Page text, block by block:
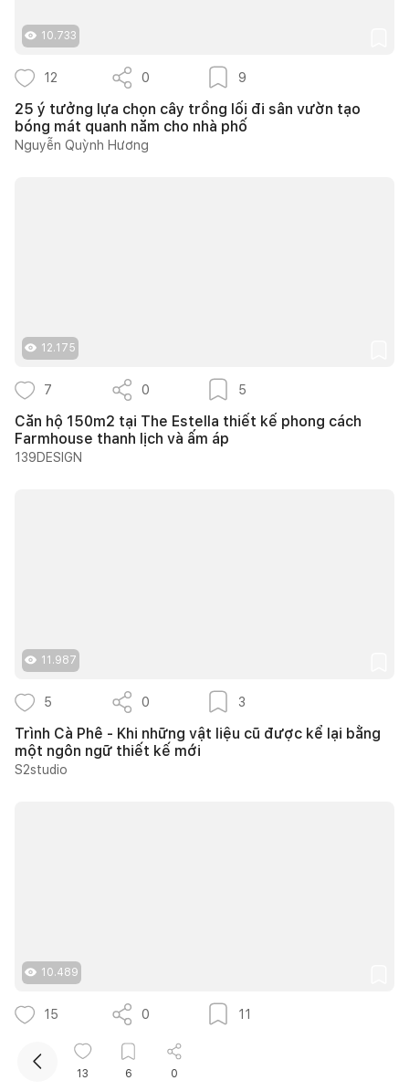
10.733
12 0 9
25 ý tưởng lựa chọn cây trồng lối đi sân vườn tạo
bóng mát quanh năm cho nhà phố
Nguyễn Quỳnh Hương
12.175
7 0 5
Căn hộ 150m2 tại The Estella thiết kế phong cách
Farmhouse thanh lịch và ấm áp
139DESIGN
11.987
5 0 3
Trình Cà Phê - Khi những vật liệu cũ được kể lại bằng
một ngôn ngữ thiết kế mới
S2studio
10.489
15 0 11
20 ý tưởng thiết kế cửa sổ giếng trời giúp phòng ngủ
cuối nhà luôn thông thoáng
Nguyễn Quỳnh Hương
13 6 0